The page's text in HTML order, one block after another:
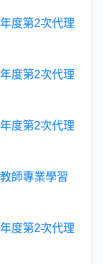
度第2次代理
度第2次代理
度第2次代理
師專業學習
度第2次代理